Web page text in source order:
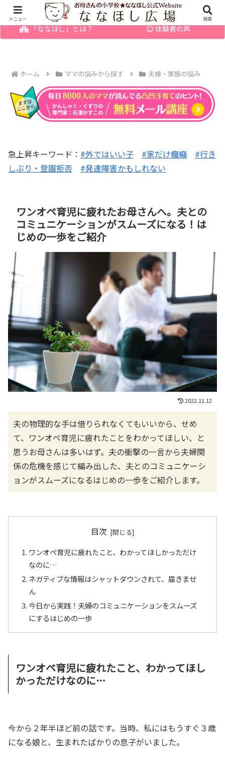
幼児の発達障害・育てにくい子のお悩みを解決
「ななほし」とは？ 体験者の声
ホーム ママの悩みから探す 夫婦・家族の悩み
急上昇キーワード： #外ではいい子 #家だけ癇癪
#行き
しぶり・登園拒否
#発達障害かもしれない
ワンオペ育児に疲れたお母さんへ。夫との
コミュニケーションがスムーズになる！は
じめの一歩をご紹介
2022.11.12
夫の物理的な手は借りられなくてもいいから、せめ
て、ワンオペ育児に疲れたことをわかってほしい、と
思うお母さんは多いはず。夫の衝撃の一言から夫婦関
係の危機を感じて編み出した、夫とのコミュニケーシ
ョンがスムーズになるはじめの一歩をご紹介します。
目次
ワンオペ育児に疲れたこと、わかってほしかっただけ
なのに…
ネガティブな情報はシャットダウンされて、届きませ
ん
今日から実践！夫婦のコミュニケーションをスムーズ
にするはじめの一歩
ワンオペ育児に疲れたこと、わかってほし
かっただけなのに…
今から２年半ほど前の話です。当時、私にはもうすぐ３歳
になる娘と、生まれたばかりの息子がいました。
メニュー 検索